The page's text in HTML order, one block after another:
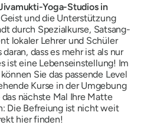
Yoga-Studios in
und die Unterstützung
durch Spezialkurse, Satsang-
lokaler Lehrer und Schüler
dass es mehr ist als nur
ist eine Lebenseinstellung! Im
Sie das passende Level
Kurse in der Umgebung
nächste Mal Ihre Matte
Die Befreiung ist nicht weit
hier finden!